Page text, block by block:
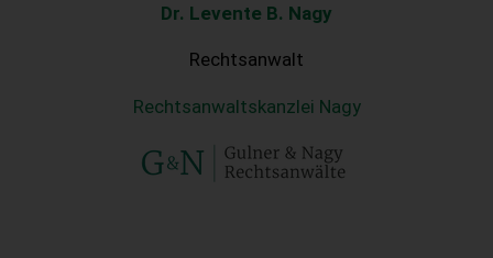
Dr. Levente B. Nagy
Rechtsanwalt
Rechtsanwaltskanzlei Nagy